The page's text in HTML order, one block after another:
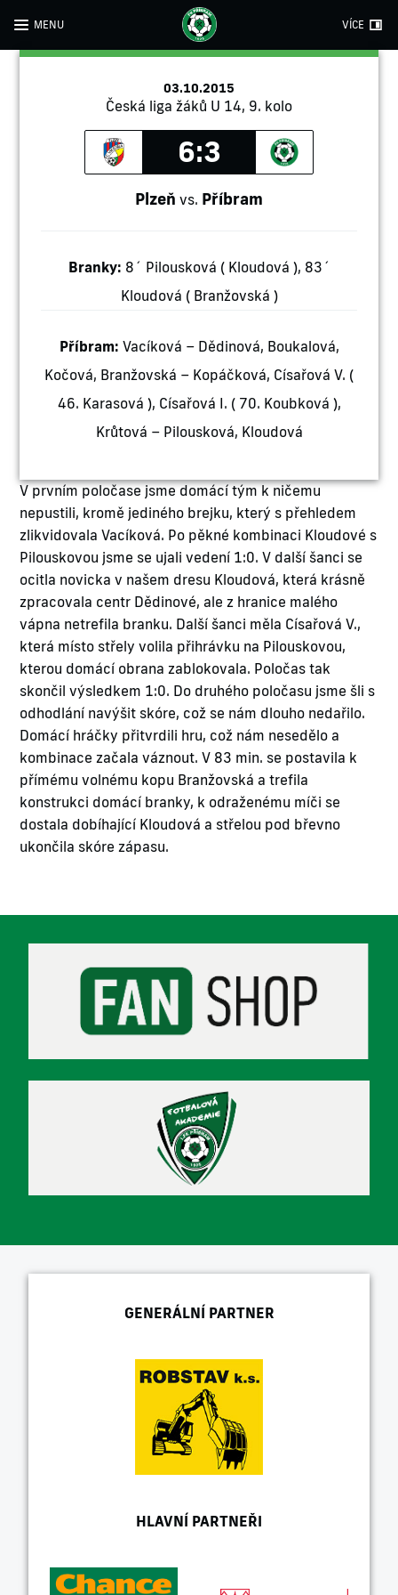
MENU VÍCE
03.10.2015
Česká liga žáků U 14, 9. kolo
6:3
Plzeň vs. Příbram
Branky: 8´ Pilousková ( Kloudová ), 83´
Kloudová ( Branžovská )
Příbram: Vacíková – Dědinová, Boukalová,
Kočová, Branžovská – Kopáčková, Císařová V. (
46. Karasová ), Císařová I. ( 70. Koubková ),
Krůtová – Pilousková, Kloudová
V prvním poločase jsme domácí tým k ničemu
nepustili, kromě jediného brejku, který s přehledem
zlikvidovala Vacíková. Po pěkné kombinaci Kloudové s
Pilouskovou jsme se ujali vedení 1:0. V další šanci se
ocitla novicka v našem dresu Kloudová, která krásně
zpracovala centr Dědinové, ale z hranice malého
vápna netrefila branku. Další šanci měla Císařová V.,
která místo střely volila přihrávku na Pilouskovou,
kterou domácí obrana zablokovala. Poločas tak
skončil výsledkem 1:0. Do druhého poločasu jsme šli s
odhodlání navýšit skóre, což se nám dlouho nedařilo.
Domácí hráčky přitvrdili hru, což nám nesedělo a
kombinace začala váznout. V 83 min. se postavila k
přímému volnému kopu Branžovská a trefila
konstrukci domácí branky, k odraženému míči se
dostala dobíhající Kloudová a střelou pod břevno
ukončila skóre zápasu.
GENERÁLNÍ PARTNER
HLAVNÍ PARTNEŘI